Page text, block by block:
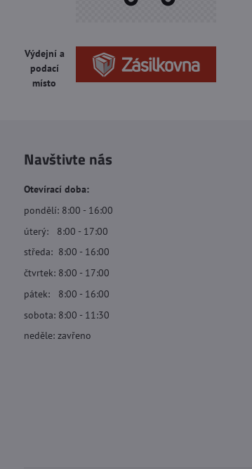
Výdejní a
podací
místo
Navštivte nás
Otevírací doba:
pondělí: 8:00 - 16:00
úterý: 8:00 - 17:00
středa: 8:00 - 16:00
čtvrtek: 8:00 - 17:00
pátek: 8:00 - 16:00
sobota: 8:00 - 11:30
neděle: zavřeno